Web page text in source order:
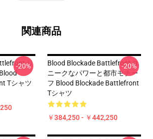
関連商品
リ
Tシャツ
-20%
Blood Blockade Battlefront ユ
ニークなパワーと都市モチー
フ Blood Blockade Battlefront
Tシャツ
￥384,250 - ￥442,250
-20%